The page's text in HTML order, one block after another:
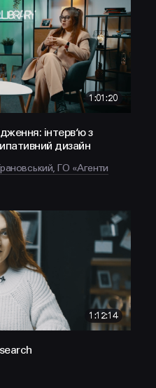
1:01:20
інтерв‘ю з
дизайн
ГО «Агенти
1:12:14